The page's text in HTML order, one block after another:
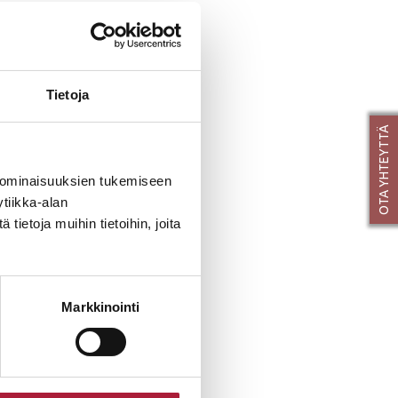
Tietoja
tukemiseen
alan
tietoja muihin tietoihin, joita
Markkinointi
OTA YHTEYTTÄ
käytännölliseen
ja hirsitalot